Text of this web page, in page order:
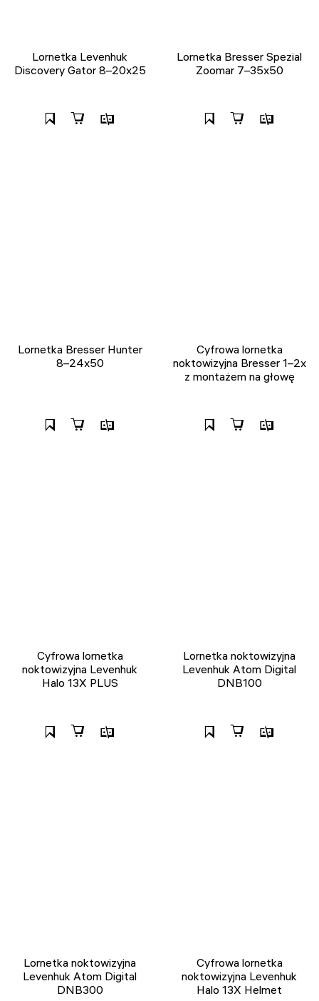
Lornetka Levenhuk
Discovery Gator 8–20x25
Lornetka Bresser Spezial
Zoomar 7–35x50
Lornetka Bresser Hunter
8–24x50
Cyfrowa lornetka
noktowizyjna Bresser 1–2x
z montażem na głowę
Cyfrowa lornetka
noktowizyjna Levenhuk
Halo 13X PLUS
Lornetka noktowizyjna
Levenhuk Atom Digital
DNB100
Lornetka noktowizyjna
Levenhuk Atom Digital
DNB300
Cyfrowa lornetka
noktowizyjna Levenhuk
Halo 13X Helmet